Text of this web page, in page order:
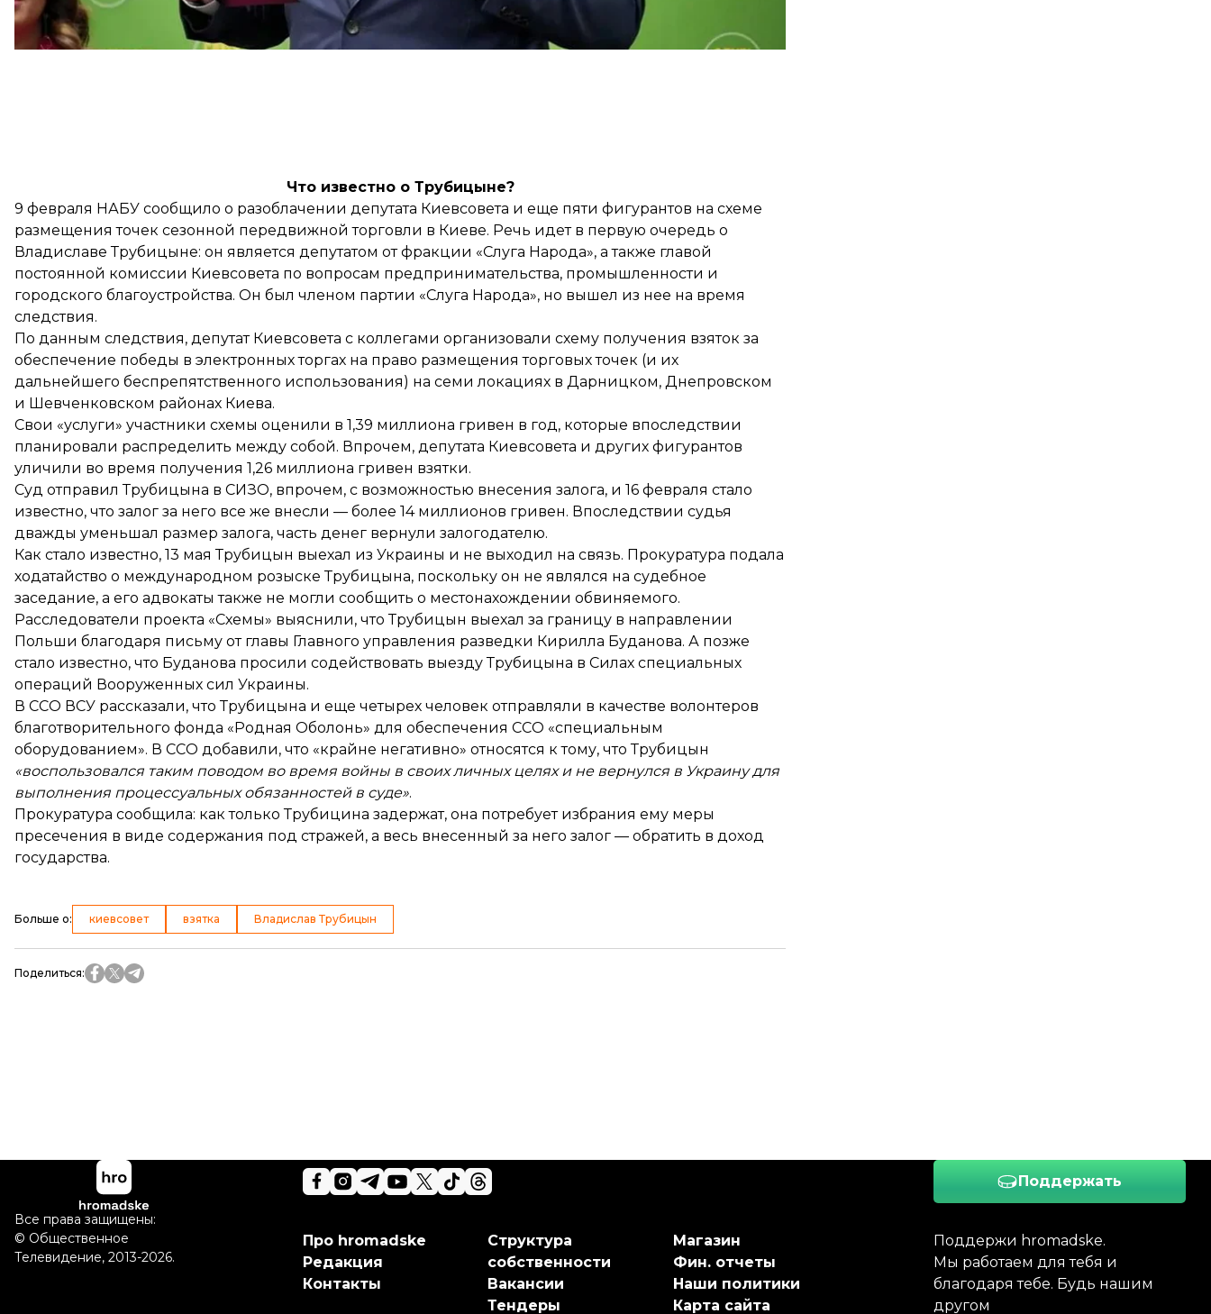
Что известно о Трубицыне?
9 февраля НАБУ сообщило о разоблачении депутата Киевсовета и еще пяти фигурантов на схеме
размещения точек сезонной передвижной торговли в Киеве. Речь идет в первую очередь о
Владиславе Трубицыне: он является депутатом от фракции «Слуга Народа», а также главой
постоянной комиссии Киевсовета по вопросам предпринимательства, промышленности и
городского благоустройства. Он был членом партии «Слуга Народа», но вышел из нее на время
следствия.
По данным следствия, депутат Киевсовета с коллегами организовали схему получения взяток за
обеспечение победы в электронных торгах на право размещения торговых точек (и их
дальнейшего беспрепятственного использования) на семи локациях в Дарницком, Днепровском
и Шевченковском районах Киева.
Свои «услуги» участники схемы оценили в 1,39 миллиона гривен в год, которые впоследствии
планировали распределить между собой. Впрочем, депутата Киевсовета и других фигурантов
уличили во время получения 1,26 миллиона гривен взятки.
Суд отправил Трубицына в СИЗО, впрочем, с возможностью внесения залога, и 16 февраля стало
известно, что залог за него все же внесли — более 14 миллионов гривен. Впоследствии судья
дважды уменьшал размер залога, часть денег вернули залогодателю.
Как стало известно, 13 мая Трубицын выехал из Украины и не выходил на связь. Прокуратура подала
ходатайство о международном розыске Трубицына, поскольку он не являлся на судебное
заседание, а его адвокаты также не могли сообщить о местонахождении обвиняемого.
Расследователи проекта «Схемы» выяснили, что Трубицын выехал за границу в направлении
Польши благодаря письму от главы Главного управления разведки Кирилла Буданова. А позже
стало известно, что Буданова просили содействовать выезду Трубицына в Силах специальных
операций Вооруженных сил Украины.
В ССО ВСУ рассказали, что Трубицына и еще четырех человек отправляли в качестве волонтеров
благотворительного фонда «Родная Оболонь» для обеспечения ССО «специальным
оборудованием». В ССО добавили, что «крайне негативно» относятся к тому, что Трубицын
«воспользовался таким поводом во время войны в своих личных целях и не вернулся в Украину для
выполнения процессуальных обязанностей в суде».
Прокуратура сообщила: как только Трубицина задержат, она потребует избрания ему меры
пресечения в виде содержания под стражей, а весь внесенный за него залог — обратить в доход
государства.
Больше о: киевсовет взятка Владислав Трубицын
Поделиться:
Поддержать
Поддержи hromadske.
Мы работаем для тебя и
благодаря тебе. Будь нашим
другом
Про hromadske
Редакция
Контакты
Структура
собственности
Вакансии
Тендеры
Магазин
Фин. отчеты
Наши политики
Карта сайта
Все права защищены:
© Общественное
Телевидение, 2013-2026.